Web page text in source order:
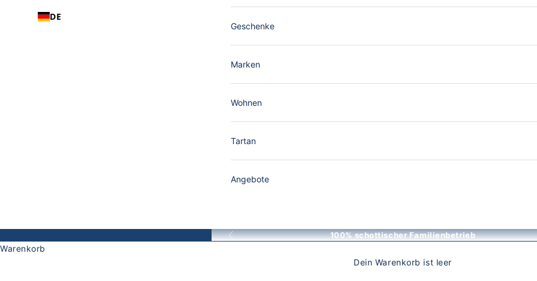
DE
Geschenke
Marken
Wohnen
Tartan
Angebote
Zurück 100% schottischer Familienbetrieb
Warenkorb
Dein Warenkorb ist leer